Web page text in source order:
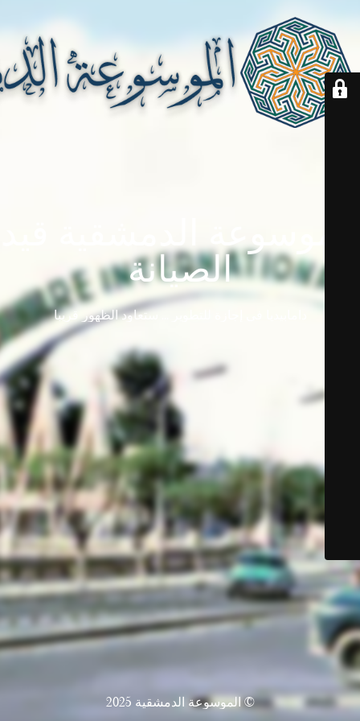
الصيانة
دامابيديا في إجازة للتطوير ... ستعاود الظهور قريباً
© الموسوعة الدمشقية 2025